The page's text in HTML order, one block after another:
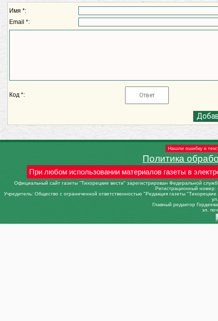
Имя *:
Email *:
Код *:
Нашли ошибку в
Политика
При любом использовании материалов газеты в
Официальный сайт газеты "Тихорецкие вести" зарегистрирован Федеральной
Регистрационный
Учредитель: Общество с ограниченной ответственностью "Редакция газеты
Главный редактор
эл.